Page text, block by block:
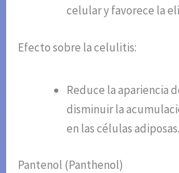
celular y favorece la
Efecto sobre la celulitis:
Reduce la apariencia
disminuir la
en las células adiposas.
Pantenol (Panthenol)